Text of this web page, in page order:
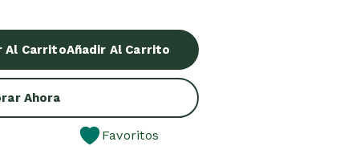
Al CarritoAñadir Al Carrito
Ahora
Favoritos